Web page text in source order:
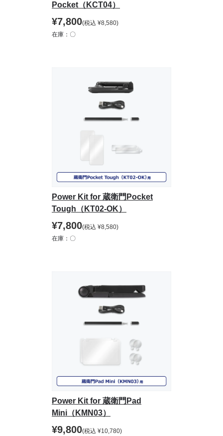
Pocket（KCT04）
¥7,800(税込 ¥8,580)
在庫：〇
Power Kit for 蔵衛門Pocket
Tough（KT02-OK）
¥7,800(税込 ¥8,580)
在庫：〇
Power Kit for 蔵衛門Pad
Mini（KMN03）
¥9,800(税込 ¥10,780)